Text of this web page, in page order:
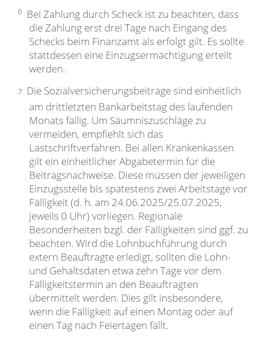
6 Bei Zahlung durch Scheck ist zu beachten, dass
die Zahlung erst drei Tage nach Eingang des
Schecks beim Finanzamt als erfolgt gilt. Es sollte
stattdessen eine Einzugsermächtigung erteilt
werden.
7 Die Sozialversicherungsbeiträge sind einheitlich
am drittletzten Bankarbeitstag des laufenden
Monats fällig. Um Säumniszuschläge zu
vermeiden, empfiehlt sich das
Lastschriftverfahren. Bei allen Krankenkassen
gilt ein einheitlicher Abgabetermin für die
Beitragsnachweise. Diese müssen der jeweiligen
Einzugsstelle bis spätestens zwei Arbeitstage vor
Fälligkeit (d. h. am 24.06.2025/25.07.2025,
jeweils 0 Uhr) vorliegen. Regionale
Besonderheiten bzgl. der Fälligkeiten sind ggf. zu
beachten. Wird die Lohnbuchführung durch
extern Beauftragte erledigt, sollten die Lohn-
und Gehaltsdaten etwa zehn Tage vor dem
Fälligkeitstermin an den Beauftragten
übermittelt werden. Dies gilt insbesondere,
wenn die Fälligkeit auf einen Montag oder auf
einen Tag nach Feiertagen fällt.